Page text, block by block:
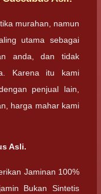
murahan, namun
utama sebagai
anda, dan tidak
Karena itu kami
penjual lain,
harga mahar kami
Asli.
Jaminan 100%
Bukan Sintetis